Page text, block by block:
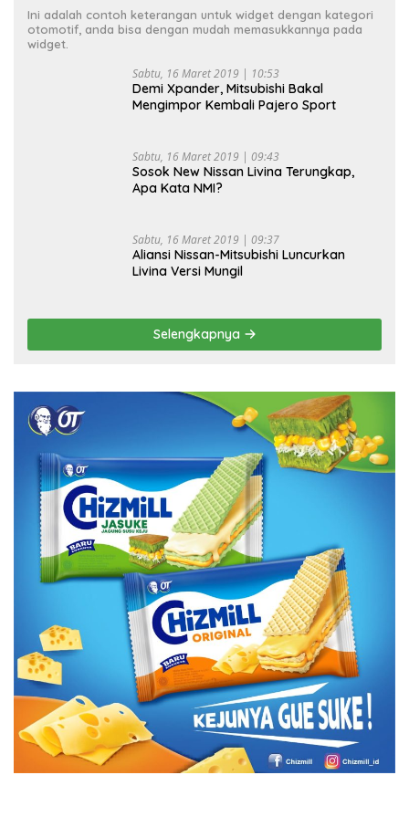
Ini adalah contoh keterangan untuk widget dengan kategori
otomotif, anda bisa dengan mudah memasukkannya pada
widget.
Sabtu, 16 Maret 2019 | 10:53
Demi Xpander, Mitsubishi Bakal
Mengimpor Kembali Pajero Sport
Sabtu, 16 Maret 2019 | 09:43
Sosok New Nissan Livina Terungkap,
Apa Kata NMI?
Sabtu, 16 Maret 2019 | 09:37
Aliansi Nissan-Mitsubishi Luncurkan
Livina Versi Mungil
Selengkapnya